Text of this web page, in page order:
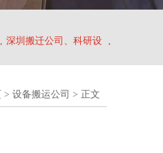
, 深圳搬迁公司、科研设
,
> 设备搬运公司 > 正文